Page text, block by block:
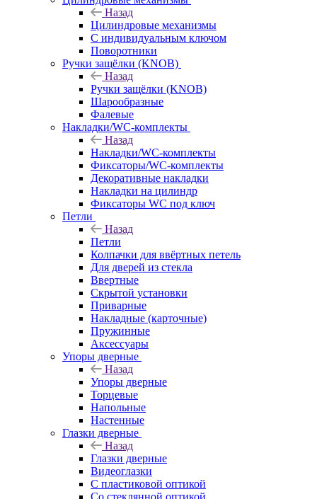
Назад
Цилиндровые механизмы
С индивидуальным ключом
Поворотники
Ручки защёлки (KNOB)
Назад
Ручки защёлки (KNOB)
Шарообразные
Фалевые
Накладки/WC-комплекты
Назад
Накладки/WC-комплекты
Фиксаторы/WC-комплекты
Декоративные накладки
Накладки на цилиндр
Фиксаторы WC под ключ
Петли
Назад
Петли
Колпачки для ввёртных петель
Для дверей из стекла
Ввертные
Скрытой установки
Приварные
Накладные (карточные)
Пружинные
Аксессуары
Упоры дверные
Назад
Упоры дверные
Торцевые
Напольные
Настенные
Глазки дверные
Назад
Глазки дверные
Видеоглазки
С пластиковой оптикой
Со стеклянной оптикой